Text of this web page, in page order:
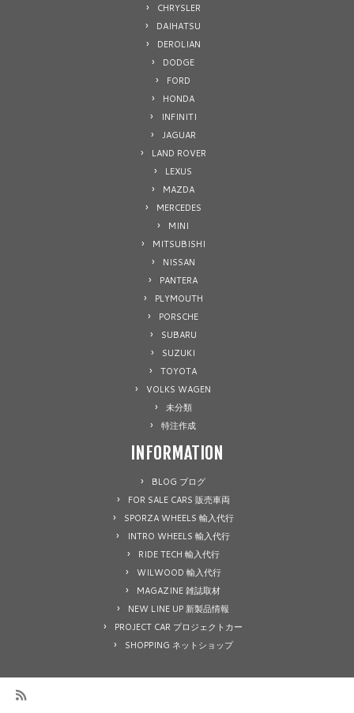
CHRYSLER
DAIHATSU
DEROLIAN
DODGE
FORD
HONDA
INFINITI
JAGUAR
LAND ROVER
LEXUS
MAZDA
MERCEDES
MINI
MITSUBISHI
NISSAN
PANTERA
PLYMOUTH
PORSCHE
SUBARU
SUZUKI
TOYOTA
VOLKS WAGEN
未分類
特注作成
INFORMATION
BLOG ブログ
FOR SALE CARS 販売車両
SPORZA WHEELS 輸入代行
INTRO WHEELS 輸入代行
RIDE TECH 輸入代行
WILWOOD 輸入代行
MAGAZINE 雑誌取材
NEW LINE UP 新製品情報
PROJECT CAR プロジェクトカー
SHOPPING ネットショップ